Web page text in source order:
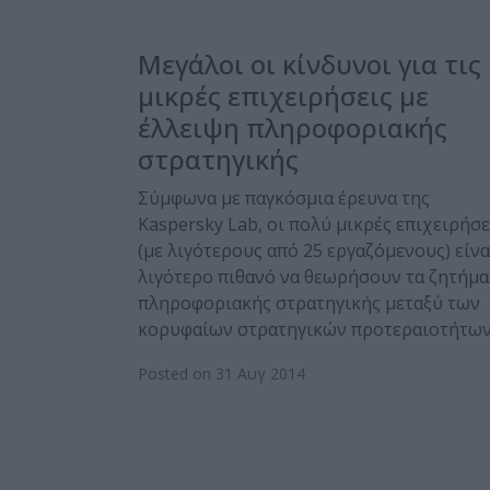
Μεγάλοι οι κίνδυνοι για τις
μικρές επιχειρήσεις με
έλλειψη πληροφοριακής
στρατηγικής
Σύμφωνα με παγκόσμια έρευνα της
Kaspersky Lab, οι πολύ μικρές
(με λιγότερους από 25 εργαζόμενους)
λιγότερο πιθανό να θεωρήσουν τα
πληροφοριακής στρατηγικής μεταξύ των
κορυφαίων στρατηγικών
Posted on 31 Αυγ 2014